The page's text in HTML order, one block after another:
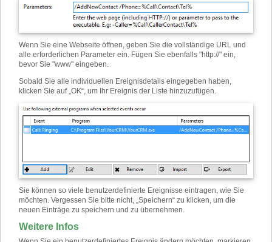
Wenn Sie eine Webseite öffnen, geben Sie die vollständige URL und
alle erforderlichen Parameter ein. Fügen Sie ebenfalls "http://" ein,
bevor Sie "www" eingeben.
Sobald Sie alle individuellen Ereignisdetails eingegeben haben,
klicken Sie auf „OK“, um Ihr Ereignis der Liste hinzuzufügen.
Sie können so viele benutzerdefinierte Ereignisse eintragen, wie Sie
möchten. Vergessen Sie bitte nicht, „Speichern“ zu klicken, um die
neuen Einträge zu speichern und zu übernehmen.
Weitere Infos